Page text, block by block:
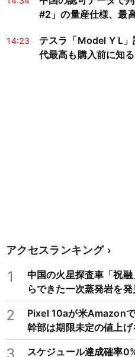
#2」の量産仕様、最
14:23
テスラ「Model Y L
代最高も購入前に知
アクセスランキング
1
中国の火星探査車「祝
らできた一次蒸発岩を発
2
Pixel 10aが米Amazon
幹部は期限未定の値上げ
スケジュール達成確率